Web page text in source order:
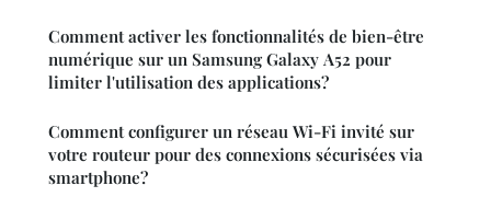
Comment activer les fonctionnalités de bien-être
numérique sur un Samsung Galaxy A52 pour
limiter l'utilisation des applications?
Comment configurer un réseau Wi-Fi invité sur
votre routeur pour des connexions sécurisées via
smartphone?